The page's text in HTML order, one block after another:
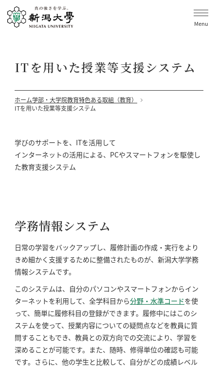
Menu
ITを用いた授業等支援システム
ホーム学部・大学院教育特色ある取組（教育）
ITを用いた授業等支援システム
学びのサポートを、ITを活用して
インターネットの活用による、PCやスマートフォンを駆使し
た教育支援システム
学務情報システム
日常の学習をバックアップし、履修計画の作成・実行をより
きめ細かく支援するために整備されたものが、新潟大学学務
情報システムです。
このシステムは、自分のパソコンやスマートフォンからイン
ターネットを利用して、全学科目から分野・水準コードを使
って、簡単に履修科目の登録ができます。履修中にはこのシ
ステムを使って、授業内容についての疑問点などを教員に質
問することもでき、教員との双方向での交流により、学習を
深めることが可能です。また、随時、修得単位の確認も可能
です。さらに、他の学生と比較して、自分がどの成績レベル